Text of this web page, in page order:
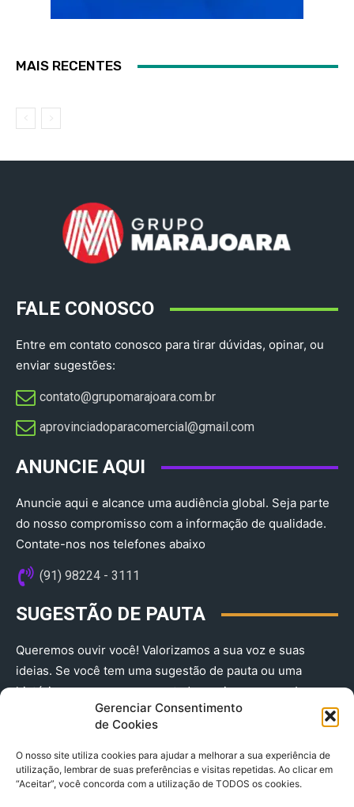
Gerenciar Consentimento
de Cookies
O nosso site utiliza cookies para ajudar a melhorar a sua experiência de
utilização, lembrar de suas preferências e visitas repetidas. Ao clicar em
“Aceitar”, você concorda com a utilização de TODOS os cookies.
MAIS RECENTES
FALE CONOSCO
Entre em contato conosco para tirar dúvidas, opinar, ou
enviar sugestões:
contato@grupomarajoara.com.br
aprovinciadoparacomercial@gmail.com​
ANUNCIE AQUI
Anuncie aqui e alcance uma audiência global. Seja parte
do nosso compromisso com a informação de qualidade.
Contate-nos nos telefones abaixo
(91) 98224 - 3111
SUGESTÃO DE PAUTA
Queremos ouvir você! Valorizamos a sua voz e suas
ideias. Se você tem uma sugestão de pauta ou uma
história que merece ser contada, envie-nos agora!
(91) 98224 - 3111